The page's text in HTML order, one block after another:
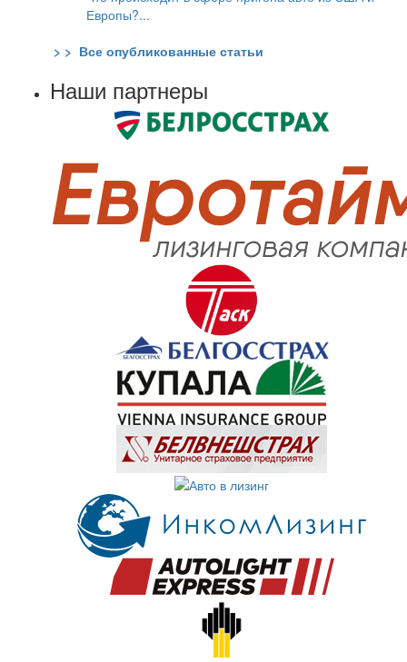
Европы?...
> > Все опубликованные статьи
Наши партнеры